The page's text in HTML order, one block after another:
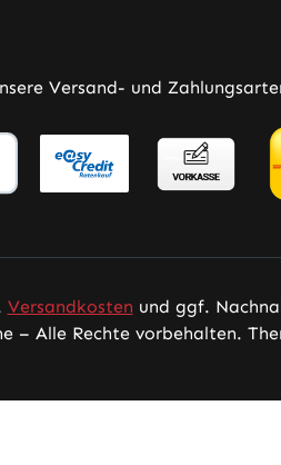
Link) Link)
Versand- und
Versandkosten und ggf.
– Alle Rechte vorbehalten.